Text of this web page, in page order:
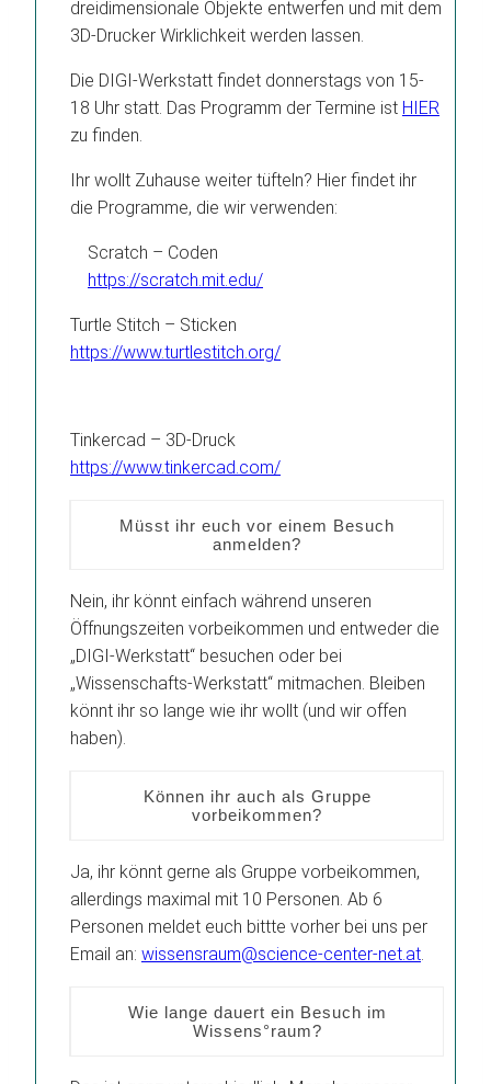
dreidimensionale Objekte entwerfen und mit dem
3D-Drucker Wirklichkeit werden lassen.
Die DIGI-Werkstatt findet donnerstags von 15-
18 Uhr statt. Das Programm der Termine ist HIER
zu finden.
Ihr wollt Zuhause weiter tüfteln? Hier findet ihr
die Programme, die wir verwenden:
Scratch – Coden
https://scratch.mit.edu/
Turtle Stitch – Sticken
https://www.turtlestitch.org/
Tinkercad – 3D-Druck
https://www.tinkercad.com/
Müsst ihr euch vor einem Besuch
anmelden?
Nein, ihr könnt einfach während unseren
Öffnungszeiten vorbeikommen und entweder die
„DIGI-Werkstatt“ besuchen oder bei
„Wissenschafts-Werkstatt“ mitmachen. Bleiben
könnt ihr so lange wie ihr wollt (und wir offen
haben).
Können ihr auch als Gruppe
vorbeikommen?
Ja, ihr könnt gerne als Gruppe vorbeikommen,
allerdings maximal mit 10 Personen. Ab 6
Personen meldet euch bittte vorher bei uns per
Email an: wissensraum@science-center-net.at.
Wie lange dauert ein Besuch im
Wissens°raum?